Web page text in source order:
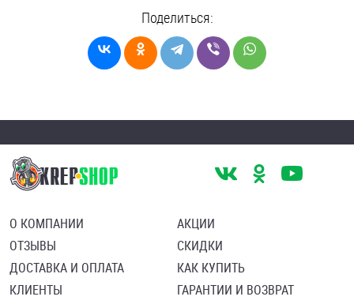
Поделиться:
О КОМПАНИИ
ОТЗЫВЫ
ДОСТАВКА И ОПЛАТА
КЛИЕНТЫ
АКЦИИ
СКИДКИ
КАК КУПИТЬ
ГАРАНТИИ И ВОЗВРАТ